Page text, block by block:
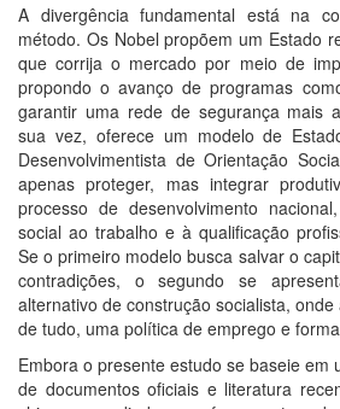
A divergência fundamental está na
método. Os Nobel propõem um Estado
que corrija o mercado por meio de
propondo o avanço de programas
garantir uma rede de segurança mais
sua vez, oferece um modelo de
Desenvolvimentista de Orientação
apenas proteger, mas integrar
processo de desenvolvimento
social ao trabalho e à qualificação
Se o primeiro modelo busca salvar o
contradições, o segundo se
alternativo de construção socialista,
de tudo, uma política de emprego e
Embora o presente estudo se baseie em
de documentos oficiais e literatura